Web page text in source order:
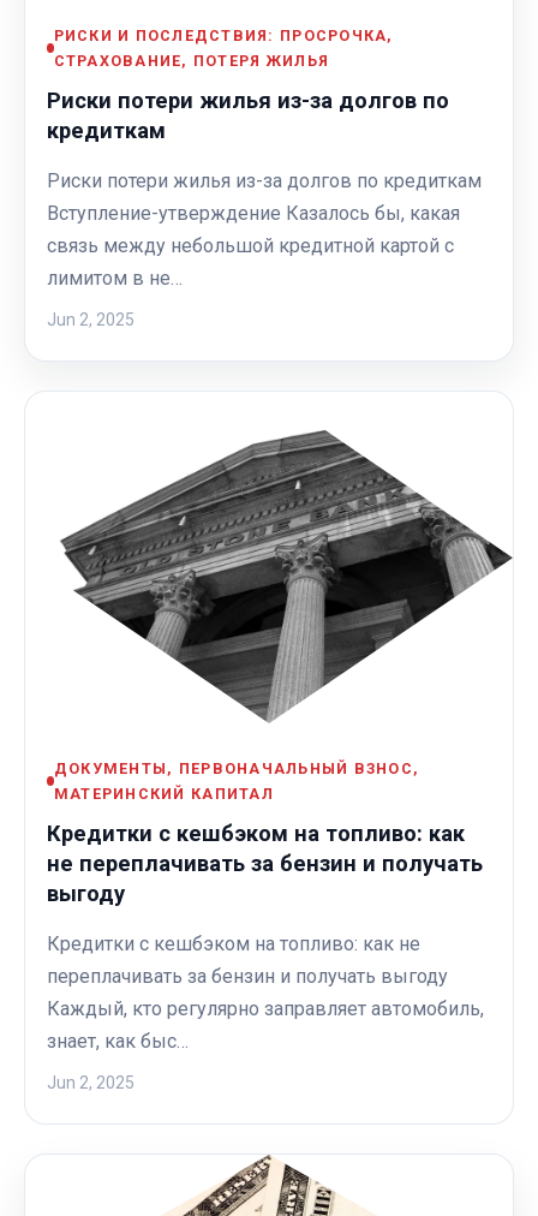
РИСКИ И ПОСЛЕДСТВИЯ: ПРОСРОЧКА,
СТРАХОВАНИЕ, ПОТЕРЯ ЖИЛЬЯ
Риски потери жилья из-за долгов по
кредиткам
Риски потери жилья из-за долгов по кредиткам
Вступление-утверждение Казалось бы, какая
связь между небольшой кредитной картой с
лимитом в не…
Jun 2, 2025
ДОКУМЕНТЫ, ПЕРВОНАЧАЛЬНЫЙ ВЗНОС,
МАТЕРИНСКИЙ КАПИТАЛ
Кредитки с кешбэком на топливо: как
не переплачивать за бензин и получать
выгоду
Кредитки с кешбэком на топливо: как не
переплачивать за бензин и получать выгоду
Каждый, кто регулярно заправляет автомобиль,
знает, как быс…
Jun 2, 2025